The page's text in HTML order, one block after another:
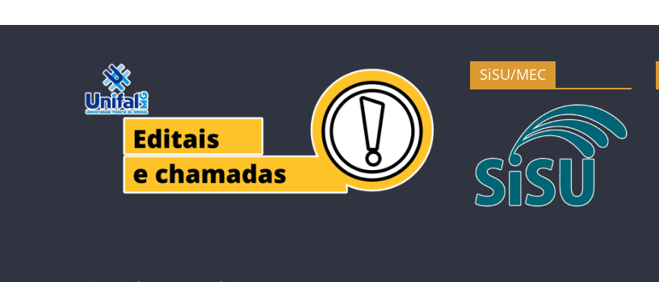
SiSU/MEC